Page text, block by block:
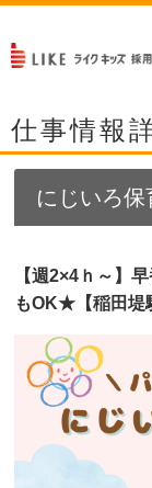
仕事情報
にじいろ
【週2×4ｈ～】
もOK★【稲田堤